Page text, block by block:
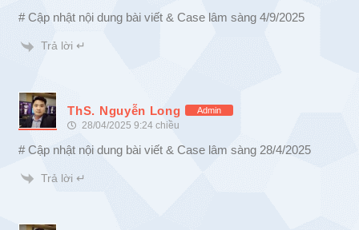
# Cập nhật nội dung bài viết & Case lâm sàng 4/9/2025
Trả lời ↵
ThS. Nguyễn Long Admin
28/04/2025 9:24 chiều
# Cập nhật nội dung bài viết & Case lâm sàng 28/4/2025
Trả lời ↵